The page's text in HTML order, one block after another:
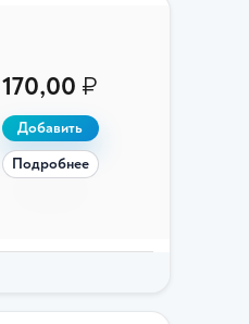
170,00 ₽
Добавить
Подробнее